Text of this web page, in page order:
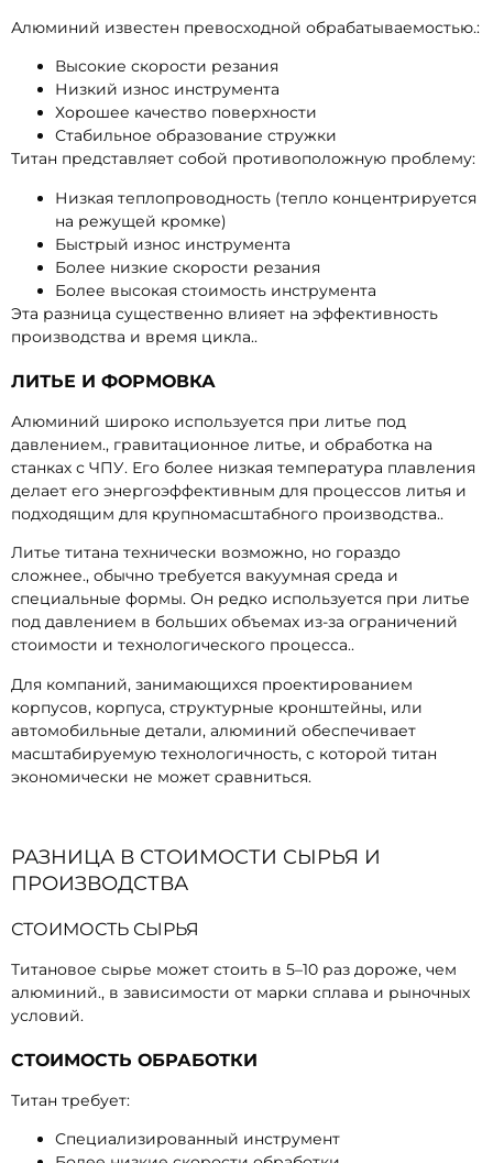
Алюминий известен превосходной обрабатываемостью.:
Высокие скорости резания
Низкий износ инструмента
Хорошее качество поверхности
Стабильное образование стружки
Титан представляет собой противоположную проблему:
Низкая теплопроводность (тепло концентрируется
на режущей кромке)
Быстрый износ инструмента
Более низкие скорости резания
Более высокая стоимость инструмента
Эта разница существенно влияет на эффективность
производства и время цикла..
ЛИТЬЕ И ФОРМОВКА
Алюминий широко используется при литье под
давлением., гравитационное литье, и обработка на
станках с ЧПУ. Его более низкая температура плавления
делает его энергоэффективным для процессов литья и
подходящим для крупномасштабного производства..
Литье титана технически возможно, но гораздо
сложнее., обычно требуется вакуумная среда и
специальные формы. Он редко используется при литье
под давлением в больших объемах из-за ограничений
стоимости и технологического процесса..
Для компаний, занимающихся проектированием
корпусов, корпуса, структурные кронштейны, или
автомобильные детали, алюминий обеспечивает
масштабируемую технологичность, с которой титан
экономически не может сравниться.
РАЗНИЦА В СТОИМОСТИ СЫРЬЯ И
ПРОИЗВОДСТВА
СТОИМОСТЬ СЫРЬЯ
Титановое сырье может стоить в 5–10 раз дороже, чем
алюминий., в зависимости от марки сплава и рыночных
условий.
СТОИМОСТЬ ОБРАБОТКИ
Титан требует:
Специализированный инструмент